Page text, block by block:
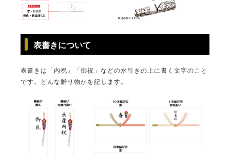
配送・送料
熨斗・カード
ショップ一覧
しゃぶしゃぶ
焼き肉
ステーキ
表書きについて
表書きは「内祝」「御祝」などの水引きの上に書く文字のこと
です。どんな贈り物かを記します。